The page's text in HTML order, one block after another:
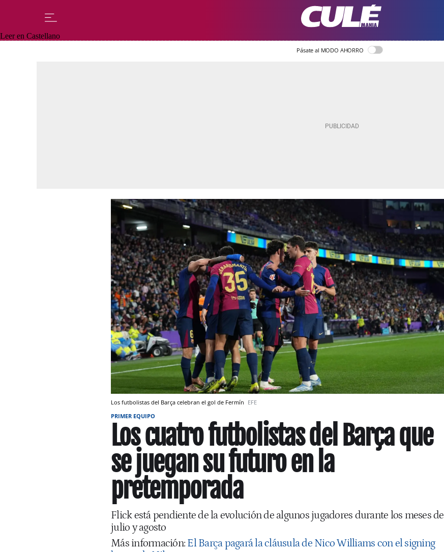
Leer en Castellano
Pásate al MODO AHORRO
Los futbolistas del Barça celebran el gol de Fermín EFE
PRIMER EQUIPO
Los cuatro futbolistas del Barça que
se juegan su futuro en la
pretemporada
Flick está pendiente de la evolución de algunos jugadores durante los meses de
julio y agosto
Más información: El Barça pagará la cláusula de Nico Williams con el signing